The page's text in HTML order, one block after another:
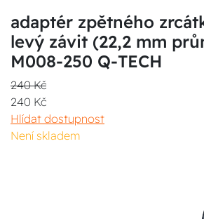
adaptér zpětného
levý závit (22,2 mm
M008-250 Q-TECH
240 Kč
240 Kč
Hlídat dostupnost
Není skladem